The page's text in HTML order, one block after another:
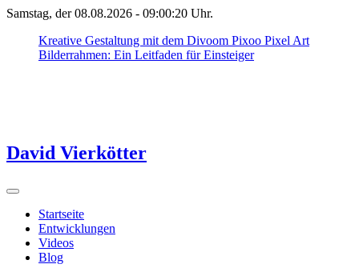
Samstag, der 08.08.2026 - 09:00:20 Uhr.
Kreative Gestaltung mit dem Divoom Pixoo Pixel Art
Bilderrahmen: Ein Leitfaden für Einsteiger
David Vierkötter
Startseite
Entwicklungen
Videos
Blog